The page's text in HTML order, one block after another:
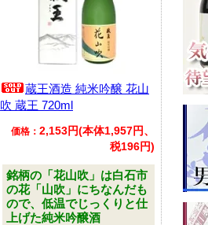
蔵王酒造 純米吟醸 花山
吹 蔵王 720ml
価格： 2,153円(本体1,957円、
税196円)
銘柄の「花山吹」は白石市
の花「山吹」にちなんだも
ので、低温でじっくりと仕
上げた純米吟醸酒